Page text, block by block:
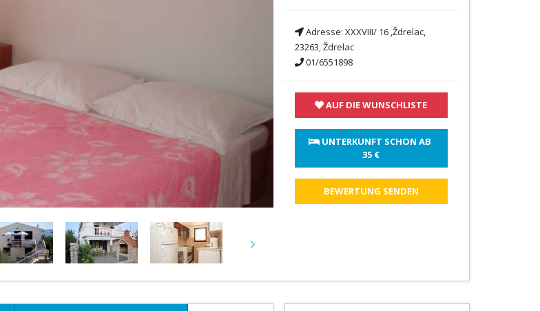
Next
Adresse: XXXVIII/ 16 ,Ždrelac,
23263, Ždrelac
01/6551898
AUF DIE WUNSCHLISTE
35 €
BEWERTUNG SENDEN